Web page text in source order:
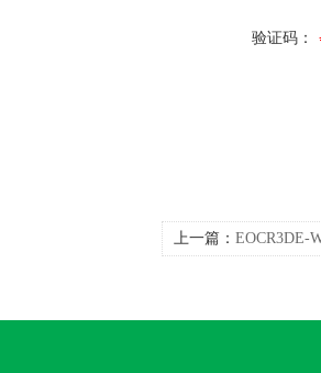
验证码：
上一篇： EOCR3DE-